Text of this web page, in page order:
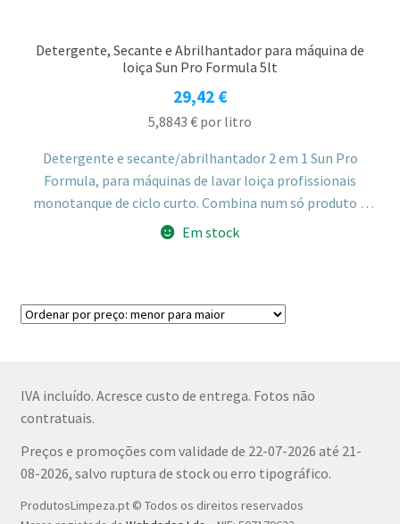
Detergente, Secante e Abrilhantador para máquina de
loiça Sun Pro Formula 5lt
29,42 €
5,8843 € por litro
Detergente e secante/abrilhantador 2 em 1 Sun Pro
Formula, para máquinas de lavar loiça profissionais
monotanque de ciclo curto. Combina num só produto a
lavagem e a secagem, simplificando o processo e
Em stock
IVA incluído. Acresce custo de entrega. Fotos não
contratuais.
Preços e promoções com validade de 22-07-2026 até 21-
08-2026, salvo ruptura de stock ou erro tipográfico.
ProdutosLimpeza.pt © Todos os direitos reservados